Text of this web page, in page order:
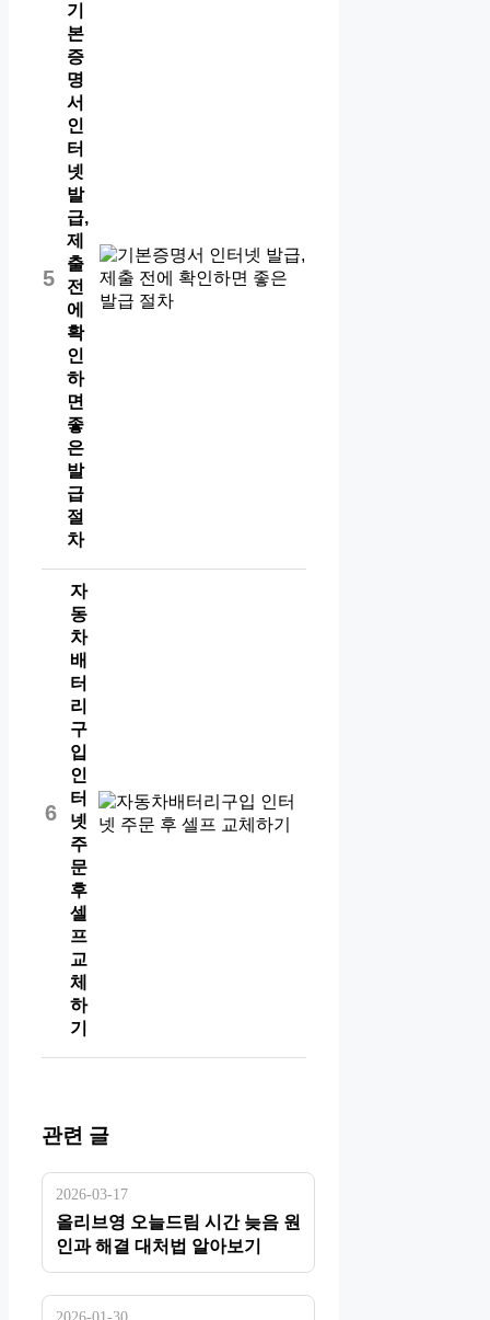
5
기
본
증
명
서
인
터
넷
발
급,
제
출
전
에
확
인
하
면
좋
은
발
급
절
차
6
자
동
차
배
터
리
구
입
인
터
넷
주
문
후
셀
프
교
체
하
기
관련 글
2026-03-17
올리브영 오늘드림 시간 늦음 원
인과 해결 대처법 알아보기